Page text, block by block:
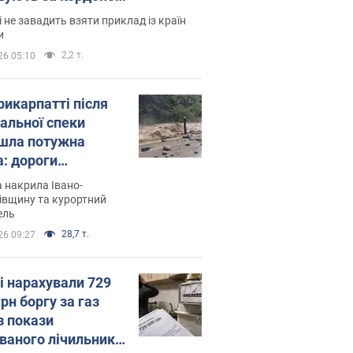
не завадить взяти приклад із країн
05:10 2,2 т.
після
спеки
потужна
дороги
на
Відео
накрила Івано-
та курортний
09:27 28,7 т.
нарахували 729
боргу за газ
покази
лічильника: